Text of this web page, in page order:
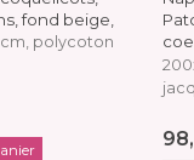
fond beige,
cm, polycoton